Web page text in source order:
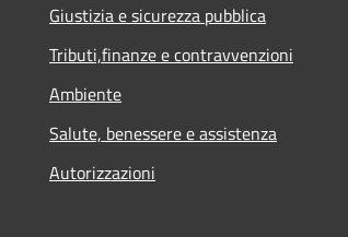
Giustizia e sicurezza pubblica
Tributi,finanze e contravvenzioni
Ambiente
Salute, benessere e assistenza
Autorizzazioni